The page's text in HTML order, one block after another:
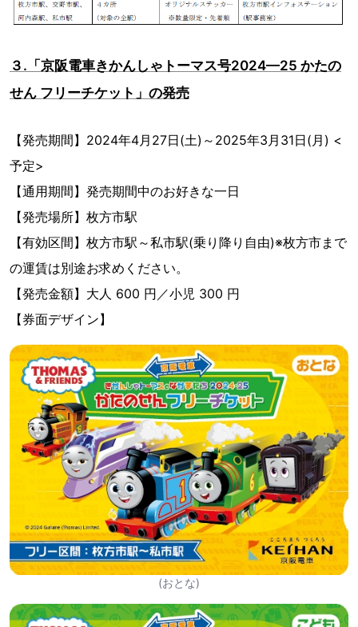
３.「京阪電車きかんしゃトーマス号2024—25 かたの
せん フリーチケット」の発売
【発売期間】2024年4月27日(土)～2025年3月31日(月) <
予定>
【通用期間】発売期間中のお好きな一日
【発売場所】枚方市駅
【有効区間】枚方市駅～私市駅(乗り降り自由)※枚方市まで
の運賃は別途お求めください。
【発売金額】大人 600 円／小児 300 円
【券面デザイン】
(おとな)